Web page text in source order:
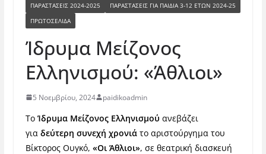
ΠΑΡΑΣΤΆΣΕΙΣ 2024-2025
ΠΑΡΑΣΤΆΣΕΙΣ ΓΙΑ ΠΑΙΔΙΆ 3-12 ΕΤΏΝ 2024-25
ΠΡΩΤΟΣΕΛΙΔΑ
Ίδρυμα Μείζονος
Ελληνισμού: «Άθλιοι»
5 Νοεμβρίου, 2024 paidikoadmin
Το Ίδρυμα Μείζονος Ελληνισμού ανεβάζει
για δεύτερη συνεχή χρονιάτο αριστούργημα του
Βίκτορος Ουγκό, «Οι Άθλιοι», σε θεατρική διασκευή